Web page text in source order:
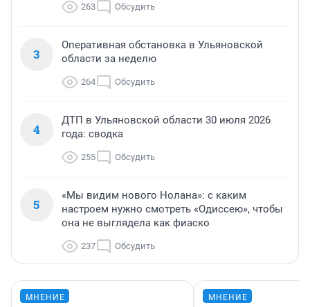
263 Обсудить
3
Оперативная обстановка в Ульяновской
области за неделю
264 Обсудить
4
ДТП в Ульяновской области 30 июля 2026
года: сводка
255 Обсудить
5
«Мы видим нового Нолана»: с каким
настроем нужно смотреть «Одиссею», чтобы
она не выглядела как фиаско
237 Обсудить
МНЕНИЕ МНЕНИЕ